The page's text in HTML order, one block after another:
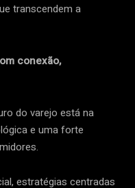
transcendem a
conexão,
do varejo está na
e uma forte
estratégias centradas